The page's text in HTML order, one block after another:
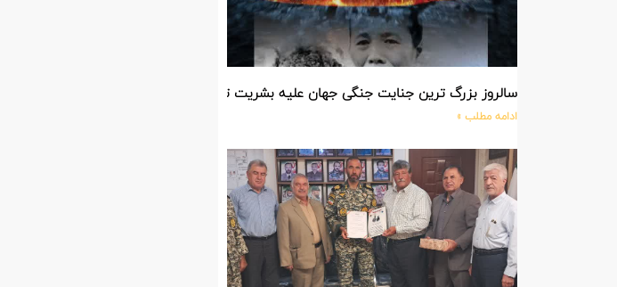
سالروز بزرگ ترین جنایت جنگی جهان علیه بشریت توسط بزرگ ترین مدعی دروغین حقوق بشر
ادامه مطلب »